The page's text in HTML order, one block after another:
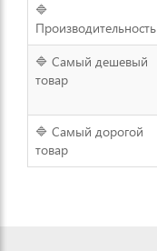
🔷
Производительность
🔷 Самый дешевый
товар
🔷 Самый дорогой
товар